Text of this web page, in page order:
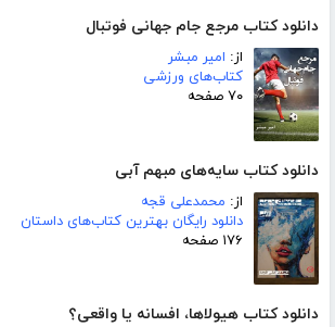
دانلود کتاب مرجع جام جهانی فوتبال
از: امیر مبشر
کتاب‌های ورزشی
۷۰ صفحه
دانلود کتاب سایه‌های مبهم آبی
از: محمدعلی قجه
دانلود رایگان بهترین کتاب‌های داستان
۱۷۶ صفحه
دانلود کتاب هیولاها، افسانه یا واقعی؟